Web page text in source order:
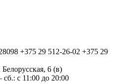
+375 29 512-26-02 +375 29
Белорусская, 6 (в)
c 11:00 до 20:00